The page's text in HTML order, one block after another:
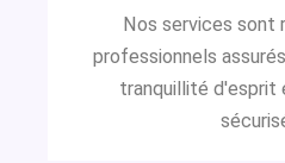
Nos services sont
professionnels
tranquillité d'esprit